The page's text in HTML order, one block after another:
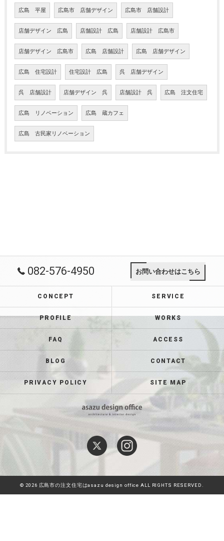
広島 平屋 広島市 店舗デザイン 広島市 店舗設計
店舗デザイン 広島 店舗設計 広島 店舗設計 広島市
店舗デザイン 広島市 広島 店舗設計 広島 店舗デザイン
広島 住宅設計 住宅設計 広島 呉 店舗デザイン
呉 店舗設計 店舗デザイン 呉 店舗設計 呉 広島 注文住宅
広島 リノベーション 広島 蔵カフェ
広島 古民家リノベーション
082-576-4950 お問い合わせはこちら
CONCEPT SERVICE
PROFILE WORKS
FAQ ACCESS
BLOG CONTACT
PRIVACY POLICY SITE MAP
© 2026 広島市の注文住宅はasazu design office ALL RIGHTS RESERVED.